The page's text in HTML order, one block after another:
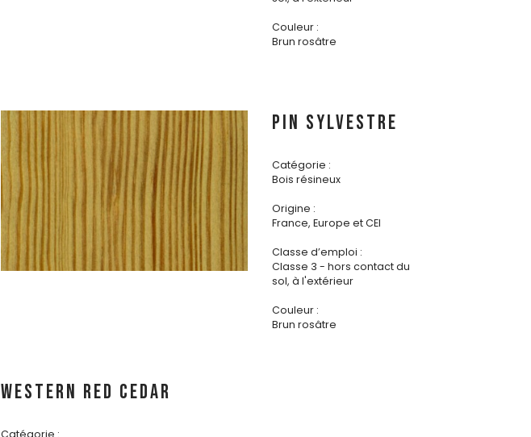
Couleur :
Brun rosâtre
PIN SYLVESTRE
Catégorie :
Bois résineux
Origine :
France, Europe et CEI
Classe d’emploi :
Classe 3 - hors contact du
sol, à l'extérieur
Couleur :
Brun rosâtre
WESTERN RED CEDAR
Catégorie :